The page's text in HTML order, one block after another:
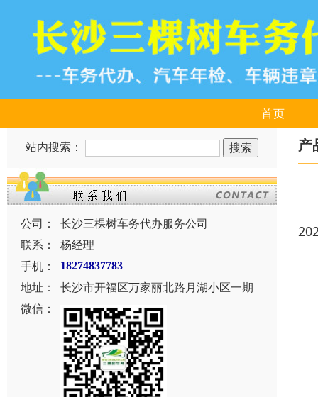
首页
站内搜索：
公司：
长沙三棵树车务代办服务公司
联系：
杨经理
手机：
18274837783
地址：
长沙市开福区万家丽北路月湖小区一期
微信：
产